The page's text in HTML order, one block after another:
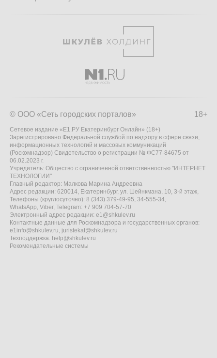
18+
© ООО «Сеть городских порталов»
Сетевое издание «Е1.РУ Екатеринбург Онлайн» (18+)
Зарегистрировано Федеральной службой по надзору в сфере связи,
информационных технологий и массовых коммуникаций
(Роскомнадзор) Свидетельство о регистрации № ФС77-84675 от
06.02.2023 г.
Учредитель: Общество с ограниченной ответственностью "ИНТЕРНЕТ
ТЕХНОЛОГИИ"
Главный редактор: Малкова Марина Андреевна
Адрес редакции: 620014, Екатеринбург, ул. Шейнкмана, 10, 3-й этаж,
Телефоны (круглосуточно): 8 (343) 379-49-95, 34-555-34,
WhatsApp, Viber, Telegram: +7 909 704-57-70
Электронный адрес редакции: e1@shkulev.ru
Контактные данные для Роскомнадзора и государственных органов:
e1info@shkulev.ru, juristekat@shkulev.ru
Техподдержка: help@shkulev.ru
Рекомендательные системы